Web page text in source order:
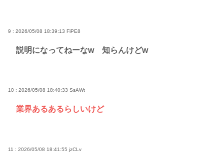
9 : 2026/05/08 18:39:13 FiPE8
説明になってねーなw 知らんけどw
10 : 2026/05/08 18:40:33 SsAWt
業界あるあるらしいけど
11 : 2026/05/08 18:41:55 jzCLv